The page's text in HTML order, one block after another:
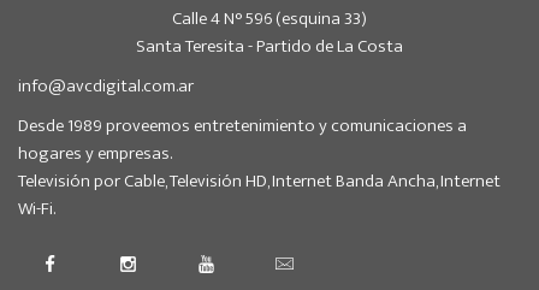
Calle 4 N° 596 (esquina 33)
Santa Teresita - Partido de La Costa
info@avcdigital.com.ar
Desde 1989 proveemos entretenimiento y comunicaciones a
hogares y empresas.
Televisión por Cable, Televisión HD, Internet Banda Ancha, Internet
Wi-Fi.